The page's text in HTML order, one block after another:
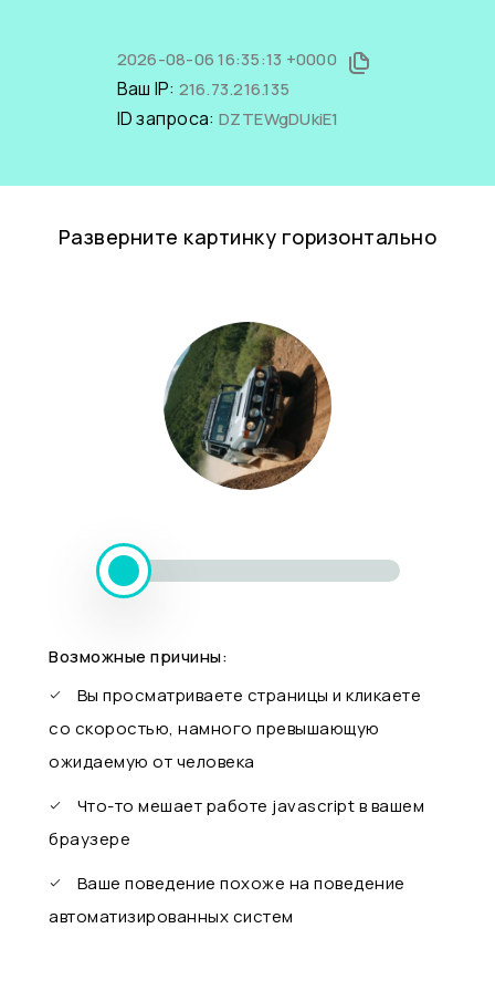
2026-08-06 16:35:13 +0000
Ваш IP: 216.73.216.135
ID запроса: DZTEWgDUkiE1
Разверните картинку горизонтально
Возможные причины:
Вы просматриваете страницы и кликаете
со скоростью, намного превышающую
ожидаемую от человека
Что-то мешает работе javascript в вашем
браузере
Ваше поведение похоже на поведение
автоматизированных систем